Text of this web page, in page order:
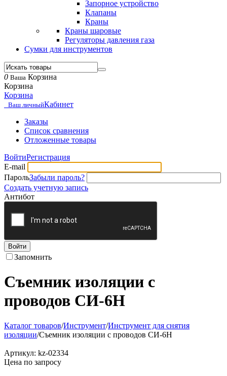
Запорное устройство
Клапаны
Краны
Краны шаровые
Регуляторы давления газа
Сумки для инструментов
0 Ваша Корзина
Корзина
Корзина
Ваш личныйКабинет
Заказы
Список сравнения
Отложенные товары
ВойтиРегистрация
E-mail
ПарольЗабыли пароль?
Создать учетную запись
Антибот
Войти
Запомнить
Съемник изоляции с
проводов СИ-6Н
Каталог товаров/Инструмент/Инструмент для снятия
изоляции/Съемник изоляции с проводов СИ-6Н
Артикул: kz-02334
Цена по запросу